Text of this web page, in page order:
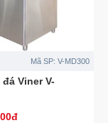
Mã SP: V-MD300
Viner V-